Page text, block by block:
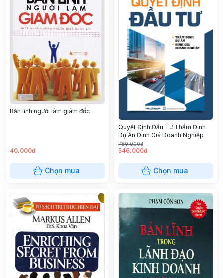
Bản lĩnh người làm giám đốc
40.000đ
Chọn mua
Quyết Định Đầu Tư Thẩm Định
Dự Án Định Giá Doanh Nghiệp
780.000đ
546.000đ
Chọn mua